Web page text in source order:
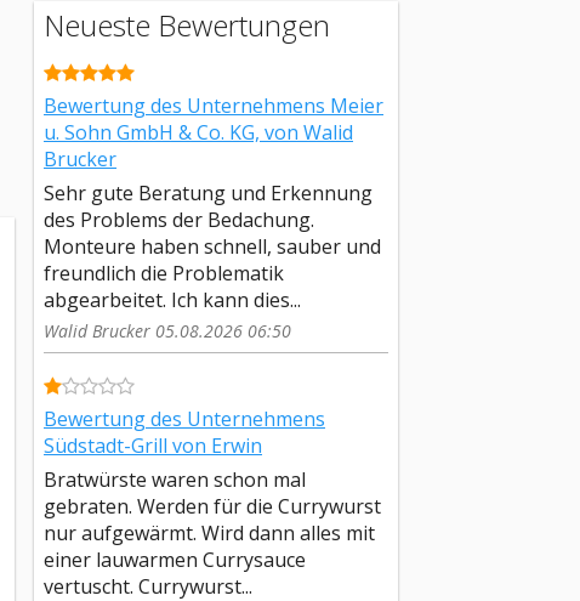
Neueste Bewertungen
Bewertung des Unternehmens Meier
u. Sohn GmbH & Co. KG, von Walid
Brucker
Sehr gute Beratung und Erkennung
des Problems der Bedachung.
Monteure haben schnell, sauber und
freundlich die Problematik
abgearbeitet. Ich kann dies...
Walid Brucker 05.08.2026 06:50
Bewertung des Unternehmens
Südstadt-Grill von Erwin
Bratwürste waren schon mal
gebraten. Werden für die Currywurst
nur aufgewärmt. Wird dann alles mit
einer lauwarmen Currysauce
vertuscht. Currywurst...